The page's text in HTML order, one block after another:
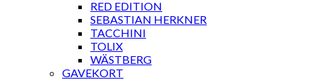
RED EDITION
SEBASTIAN HERKNER
TACCHINI
TOLIX
WÄSTBERG
GAVEKORT